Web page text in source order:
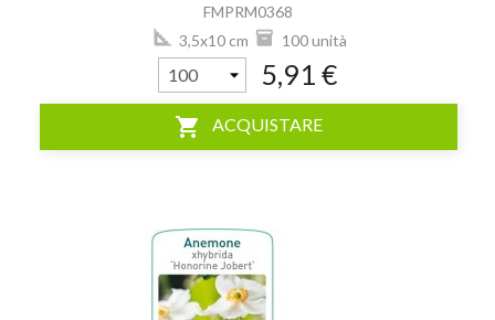
FMPRM0368
3,5x10 cm
100 unità
5,91 €
shopping_cart ACQUISTARE